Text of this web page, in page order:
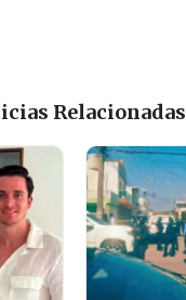
Relacionadas